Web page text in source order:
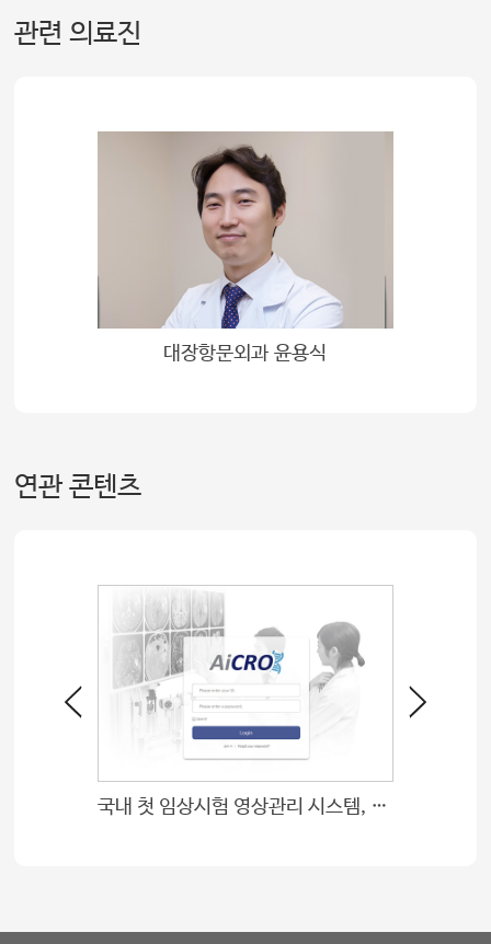
관련 의료진
대장항문외과 윤용식
연관 콘텐츠
국내 첫 임상시험 영상관리 시스템, 국가 공인 인증 획득